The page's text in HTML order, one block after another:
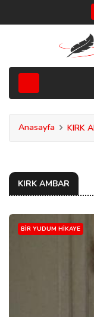
Anasayfa KIRK
KIRK AMBAR
BIR YUDUM HIKAYE